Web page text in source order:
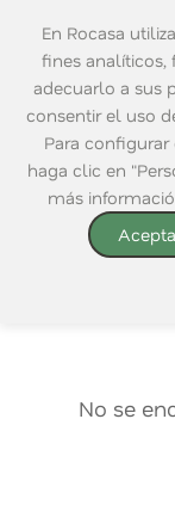
En Rocasa
fines analíticos,
adecuarlo a sus
consentir el uso
Para configurar
haga clic en
más
Home
Ordenar por:
0 productos
No se